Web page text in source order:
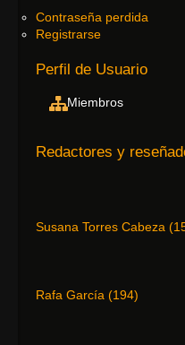
Contraseña perdida
Registrarse
Perfil de Usuario
Miembros
Redactores y
Susana Torres Cabeza (
Rafa García (194)